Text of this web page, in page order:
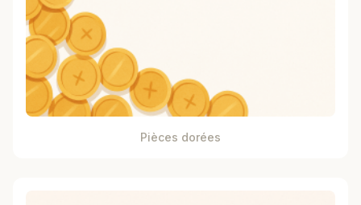
Pièces dorées